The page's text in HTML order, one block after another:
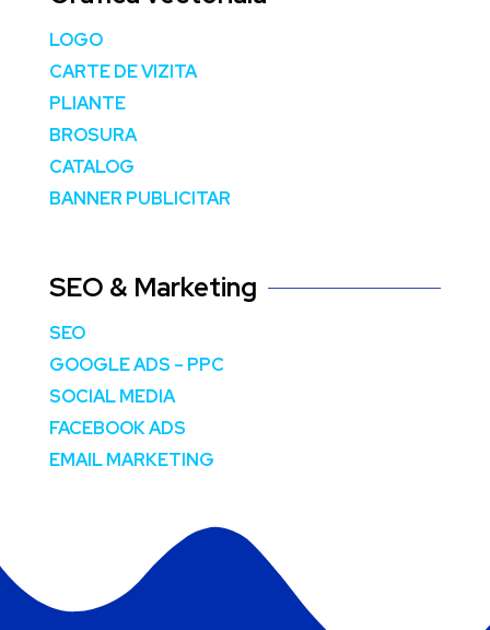
LOGO
CARTE DE VIZITA
PLIANTE
BROSURA
CATALOG
BANNER PUBLICITAR
SEO & Marketing
SEO
GOOGLE ADS – PPC
SOCIAL MEDIA
FACEBOOK ADS
EMAIL MARKETING